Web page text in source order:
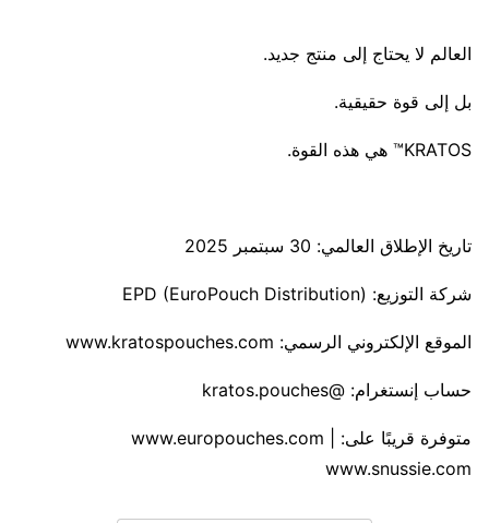
العالم لا يحتاج إلى منتج جديد.
بل إلى قوة حقيقية.
تاريخ الإطلاق العالمي: 30 سبتمبر 2025
شركة التوزيع: EPD (EuroPouch Distribution)
الموقع الإلكتروني الرسمي: www.kratospouches.com
حساب إنستغرام: @kratos.pouches
متوفرة قريبًا على: www.europouches.com |
www.snussie.com